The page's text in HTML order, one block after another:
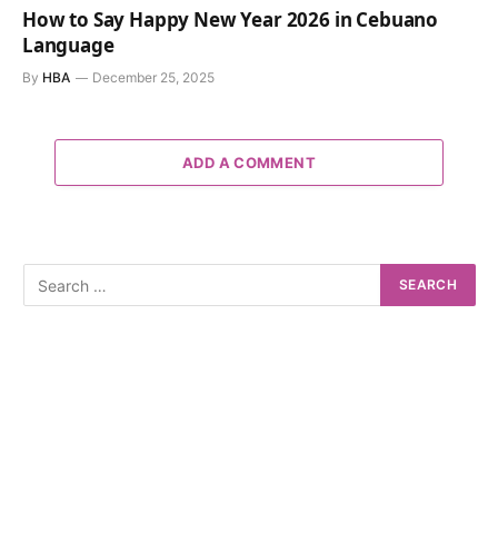
How to Say Happy New Year 2026 in Cebuano
Language
By HBA December 25, 2025
ADD A COMMENT